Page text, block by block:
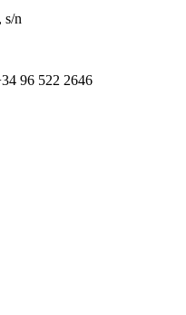
s/n
96 522 2646